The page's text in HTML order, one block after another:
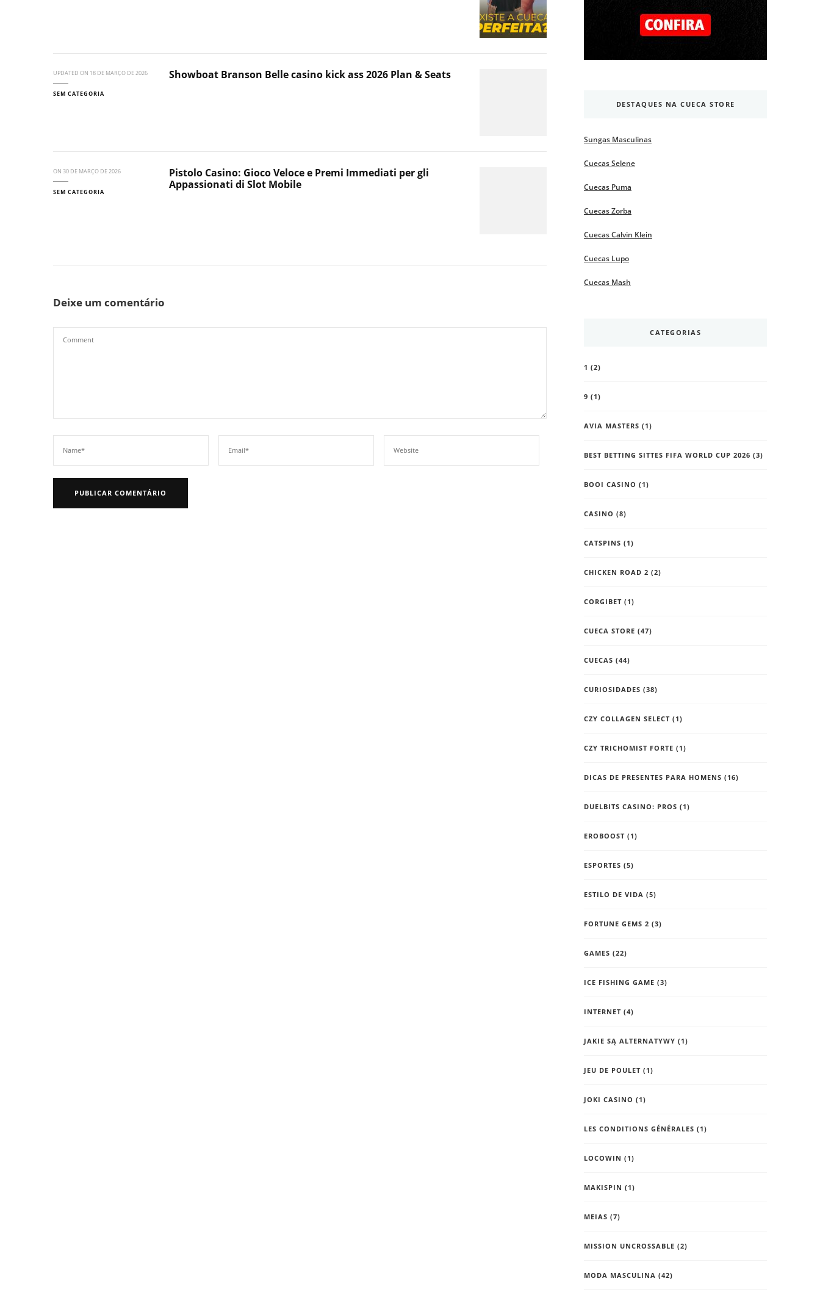
UPDATED ON 18 DE MARÇO DE 2026
SEM CATEGORIA
Showboat Branson Belle casino kick ass 2026 Plan & Seats
ON 30 DE MARÇO DE 2026
SEM CATEGORIA
Pistolo Casino: Gioco Veloce e Premi Immediati per gli
Appassionati di Slot Mobile
Deixe um comentário
DESTAQUES NA CUECA STORE
Sungas Masculinas
Cuecas Selene
Cuecas Puma
Cuecas Zorba
Cuecas Calvin Klein
Cuecas Lupo
Cuecas Mash
CATEGORIAS
1 (2)
9 (1)
AVIA MASTERS (1)
BEST BETTING SITTES FIFA WORLD CUP 2026 (3)
BOOI CASINO (1)
CASINO (8)
CATSPINS (1)
CHICKEN ROAD 2 (2)
CORGIBET (1)
CUECA STORE (47)
CUECAS (44)
CURIOSIDADES (38)
CZY COLLAGEN SELECT (1)
CZY TRICHOMIST FORTE (1)
DICAS DE PRESENTES PARA HOMENS (16)
DUELBITS CASINO: PROS (1)
EROBOOST (1)
ESPORTES (5)
ESTILO DE VIDA (5)
FORTUNE GEMS 2 (3)
GAMES (22)
ICE FISHING GAME (3)
INTERNET (4)
JAKIE SĄ ALTERNATYWY (1)
JEU DE POULET (1)
JOKI CASINO (1)
LES CONDITIONS GÉNÉRALES (1)
LOCOWIN (1)
MAKISPIN (1)
MEIAS (7)
MISSION UNCROSSABLE (2)
MODA MASCULINA (42)